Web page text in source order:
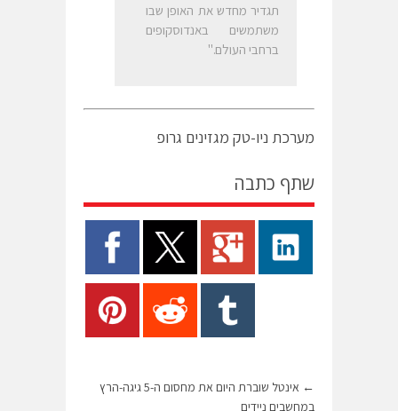
תגדיר מחדש את האופן שבו
משתמשים באנדוסקופים
ברחבי העולם."
מערכת ניו-טק מגזינים גרופ
שתף כתבה
←
אינטל שוברת היום את מחסום ה-5 גיגה-הרץ
במחשבים ניידים